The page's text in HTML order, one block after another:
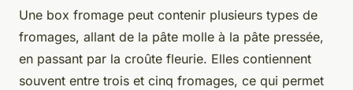
Une box fromage peut contenir plusieurs types de
fromages, allant de la pâte molle à la pâte pressée,
en passant par la croûte fleurie. Elles contiennent
souvent entre trois et cinq fromages, ce qui permet